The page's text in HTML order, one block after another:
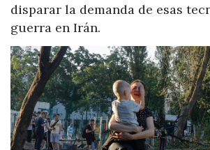
disparar la demanda de esas
guerra en Irán.